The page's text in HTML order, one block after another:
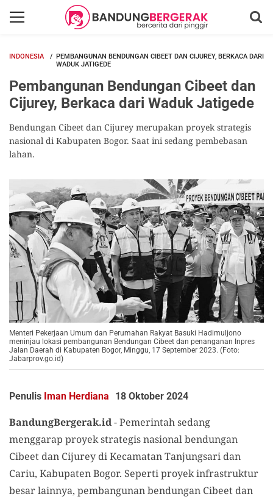
INDONESIA
PEMBANGUNAN BENDUNGAN CIBEET DAN CIJUREY, BERKACA DARI
WADUK JATIGEDE
Pembangunan Bendungan Cibeet dan
Cijurey, Berkaca dari Waduk Jatigede
Bendungan Cibeet dan Cijurey merupakan proyek strategis
nasional di Kabupaten Bogor. Saat ini sedang pembebasan
lahan.
Menteri Pekerjaan Umum dan Perumahan Rakyat Basuki Hadimuljono
meninjau lokasi pembangunan Bendungan Cibeet dan penanganan Inpres
Jalan Daerah di Kabupaten Bogor, Minggu, 17 September 2023. (Foto:
Jabarprov.go.id)
Penulis Iman Herdiana 18 Oktober 2024
BandungBergerak.id- Pemerintah sedang
menggarap proyek strategis nasional bendungan
Cibeet dan Cijurey di Kecamatan Tanjungsari dan
Cariu, Kabupaten Bogor. Seperti proyek infrastruktur
besar lainnya, pembangunan bendungan Cibeet dan